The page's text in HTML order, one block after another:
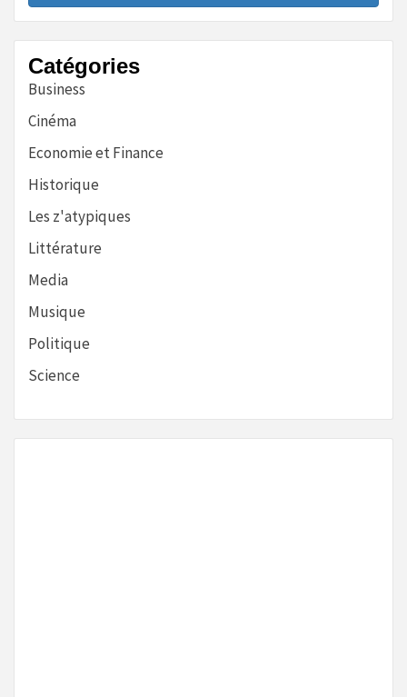
Catégories
Business
Cinéma
Economie et Finance
Historique
Les z'atypiques
Littérature
Media
Musique
Politique
Science